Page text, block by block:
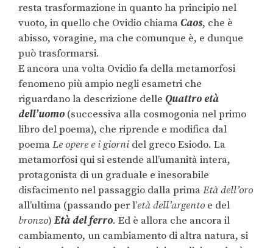
resta trasformazione in quanto ha principio nel
vuoto, in quello che Ovidio chiamaCaos, che è
abisso, voragine, ma che comunque è, e dunque
può trasformarsi.
E ancora una volta Ovidio fa della metamorfosi
fenomeno più ampio negli esametri che
riguardano la descrizione delle Quattro età
dell’uomo (successiva alla cosmogonia nel primo
libro del poema), che riprende e modifica dal
poemaLe opere e i giorni del greco Esiodo. La
metamorfosi qui si estende all’umanità intera,
protagonista di un graduale e inesorabile
disfacimento nel passaggio dalla primaEtà dell’oro
all’ultima (passando per l’età dell’argento e del
bronzo) Età del ferro. Ed è allora che ancora il
cambiamento, un cambiamento di altra natura, si